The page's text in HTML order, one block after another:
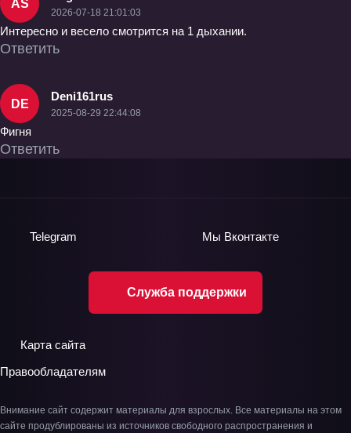
AS
2026-07-18 21:01:03
Интересно и весело смотрится на 1 дыхании.
Ответить
DE
Deni161rus
2025-08-29 22:44:08
Фигня
Ответить
Служба поддержки
Telegram Мы Вконтакте
Карта сайта
Правообладателям
Внимание сайт содержит материалы для взрослых. Все материалы на этом
сайте продублированы из источников свободного распространения и